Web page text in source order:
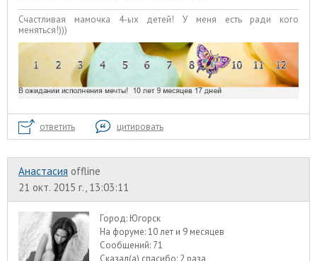
Счастливая мамочка 4-ых детей! У меня есть ради кого
меняться!)))
ответить цитировать
Анастасия offline
21 окт. 2015 г., 13:03:11
Город: Югорск
На форуме:10 лет и 9 месяцев
Сообщений: 71
Сказал(а) спасибо: 2 раза